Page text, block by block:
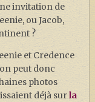
invitation de
ou Jacob,
?
et Credence
peut donc
photos
déjà surla